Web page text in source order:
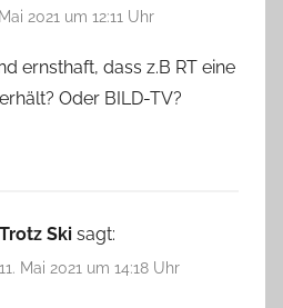
2021 um 12:11 Uhr
ernsthaft, dass z.B RT eine
Oder BILD-TV?
Trotz Ski sagt:
11. Mai 2021 um 14:18 Uhr